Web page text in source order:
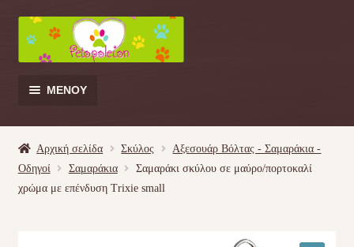
Απευθείας
μετάβαση
στην
πλοήγηση
Μετάβαση
σε
περιεχόμενο
ΜΕΝΟΎ
Γάτα
Αρχική σελίδα Σκύλος
Αξεσουάρ Βόλτας - Σαμαράκια -
Οδηγοί
Σαμαράκια
Σαμαράκι σκύλου σε μαύρο/πορτοκαλί
χρώμα με επένδυση Trixie small